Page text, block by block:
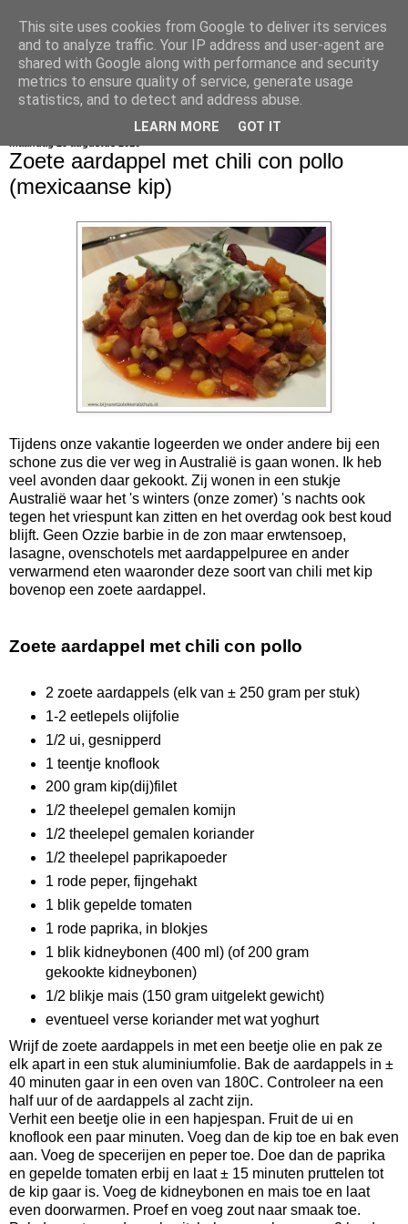
bijna net zo lekker als thuis
Zoete aardappel met chili con pollo
(mexicaanse kip)
Tijdens onze vakantie logeerden we onder andere bij een
schone zus die ver weg in Australië is gaan wonen. Ik heb
veel avonden daar gekookt. Zij wonen in een stukje
Australië waar het 's winters (onze zomer) 's nachts ook
tegen het vriespunt kan zitten en het overdag ook best koud
blijft. Geen Ozzie barbie in de zon maar erwtensoep,
lasagne, ovenschotels met aardappelpuree en ander
verwarmend eten waaronder deze soort van chili met kip
bovenop een zoete aardappel.
Zoete aardappel met chili con pollo
2 zoete aardappels (elk van ± 250 gram per stuk)
1-2 eetlepels olijfolie
1/2 ui, gesnipperd
1 teentje knoflook
200 gram kip(dij)filet
1/2 theelepel gemalen komijn
1/2 theelepel gemalen koriander
1/2 theelepel paprikapoeder
1 rode peper, fijngehakt
1 blik gepelde tomaten
1 rode paprika, in blokjes
1 blik kidneybonen (400 ml) (of 200 gram
gekookte kidneybonen)
1/2 blikje mais (150 gram uitgelekt gewicht)
eventueel verse koriander met wat yoghurt
Wrijf de zoete aardappels in met een beetje olie en pak ze
elk apart in een stuk aluminiumfolie. Bak de aardappels in ±
40 minuten gaar in een oven van 180C. Controleer na een
half uur of de aardappels al zacht zijn.
Verhit een beetje olie in een hapjespan. Fruit de ui en
knoflook een paar minuten. Voeg dan de kip toe en bak even
aan. Voeg de specerijen en peper toe. Doe dan de paprika
en gepelde tomaten erbij en laat ± 15 minuten pruttelen tot
de kip gaar is. Voeg de kidneybonen en mais toe en laat
even doorwarmen. Proef en voeg zout naar smaak toe.
This site uses cookies from Google to deliver its services
and to analyze traffic. Your IP address and user-agent are
shared with Google along with performance and security
metrics to ensure quality of service, generate usage
statistics, and to detect and address abuse.
LEARN MORE GOT IT